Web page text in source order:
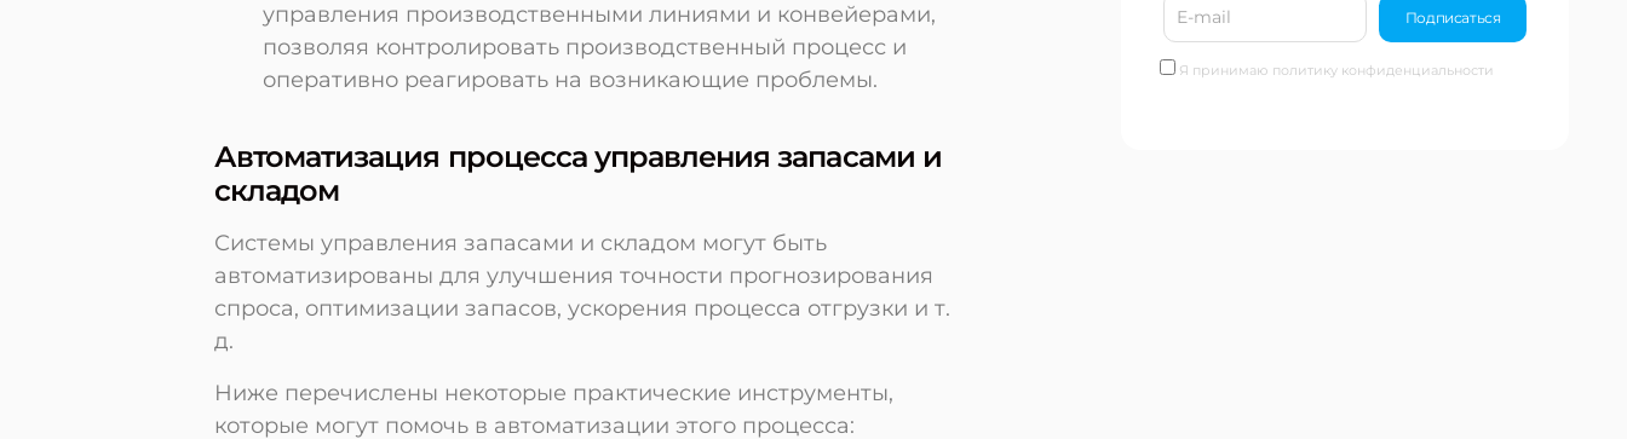
управления производственными линиями и конвейерами,
позволяя контролировать производственный процесс и
оперативно реагировать на возникающие проблемы.
Автоматизация процесса управления запасами и
складом
Системы управления запасами и складом могут быть
автоматизированы для улучшения точности прогнозирования
спроса, оптимизации запасов, ускорения процесса отгрузки и т.
д.
Ниже перечислены некоторые практические инструменты,
которые могут помочь в автоматизации этого процесса:
Я принимаю политику конфиденциальности